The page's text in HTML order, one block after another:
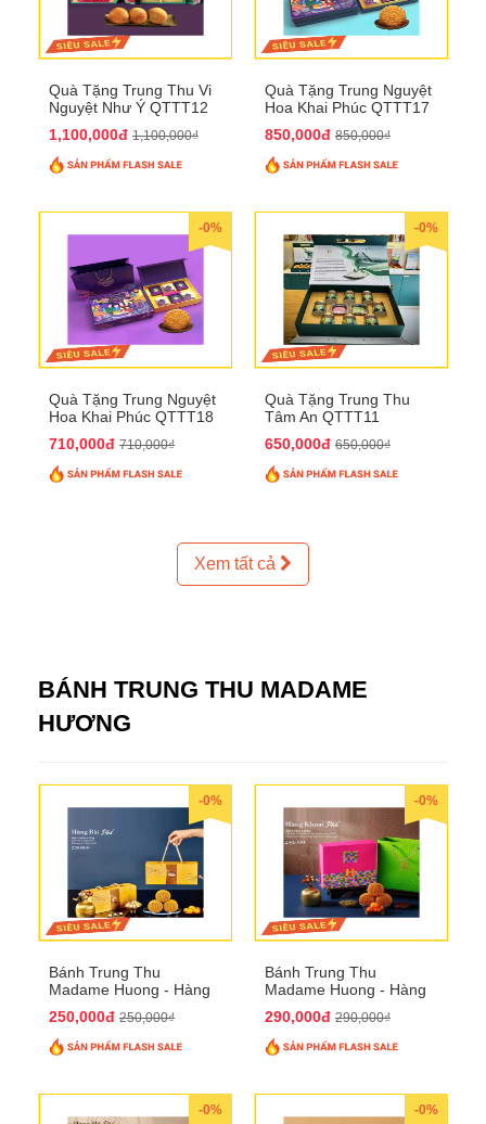
Quà Tặng Trung Thu Vi
Nguyệt Như Ý QTTT12
1,100,000đ 1,100,000₫
Quà Tặng Trung Nguyệt
Hoa Khai Phúc QTTT17
850,000đ 850,000₫
-0%
Quà Tặng Trung Nguyệt
Hoa Khai Phúc QTTT18
710,000đ 710,000₫
-0%
Quà Tặng Trung Thu
Tâm An QTTT11
650,000đ 650,000₫
Xem tất cả
BÁNH TRUNG THU MADAME
HƯƠNG
-0%
Bánh Trung Thu
Madame Huong - Hàng
250,000đ 250,000₫
-0%
Bánh Trung Thu
Madame Huong - Hàng
290,000đ 290,000₫
-0% -0%